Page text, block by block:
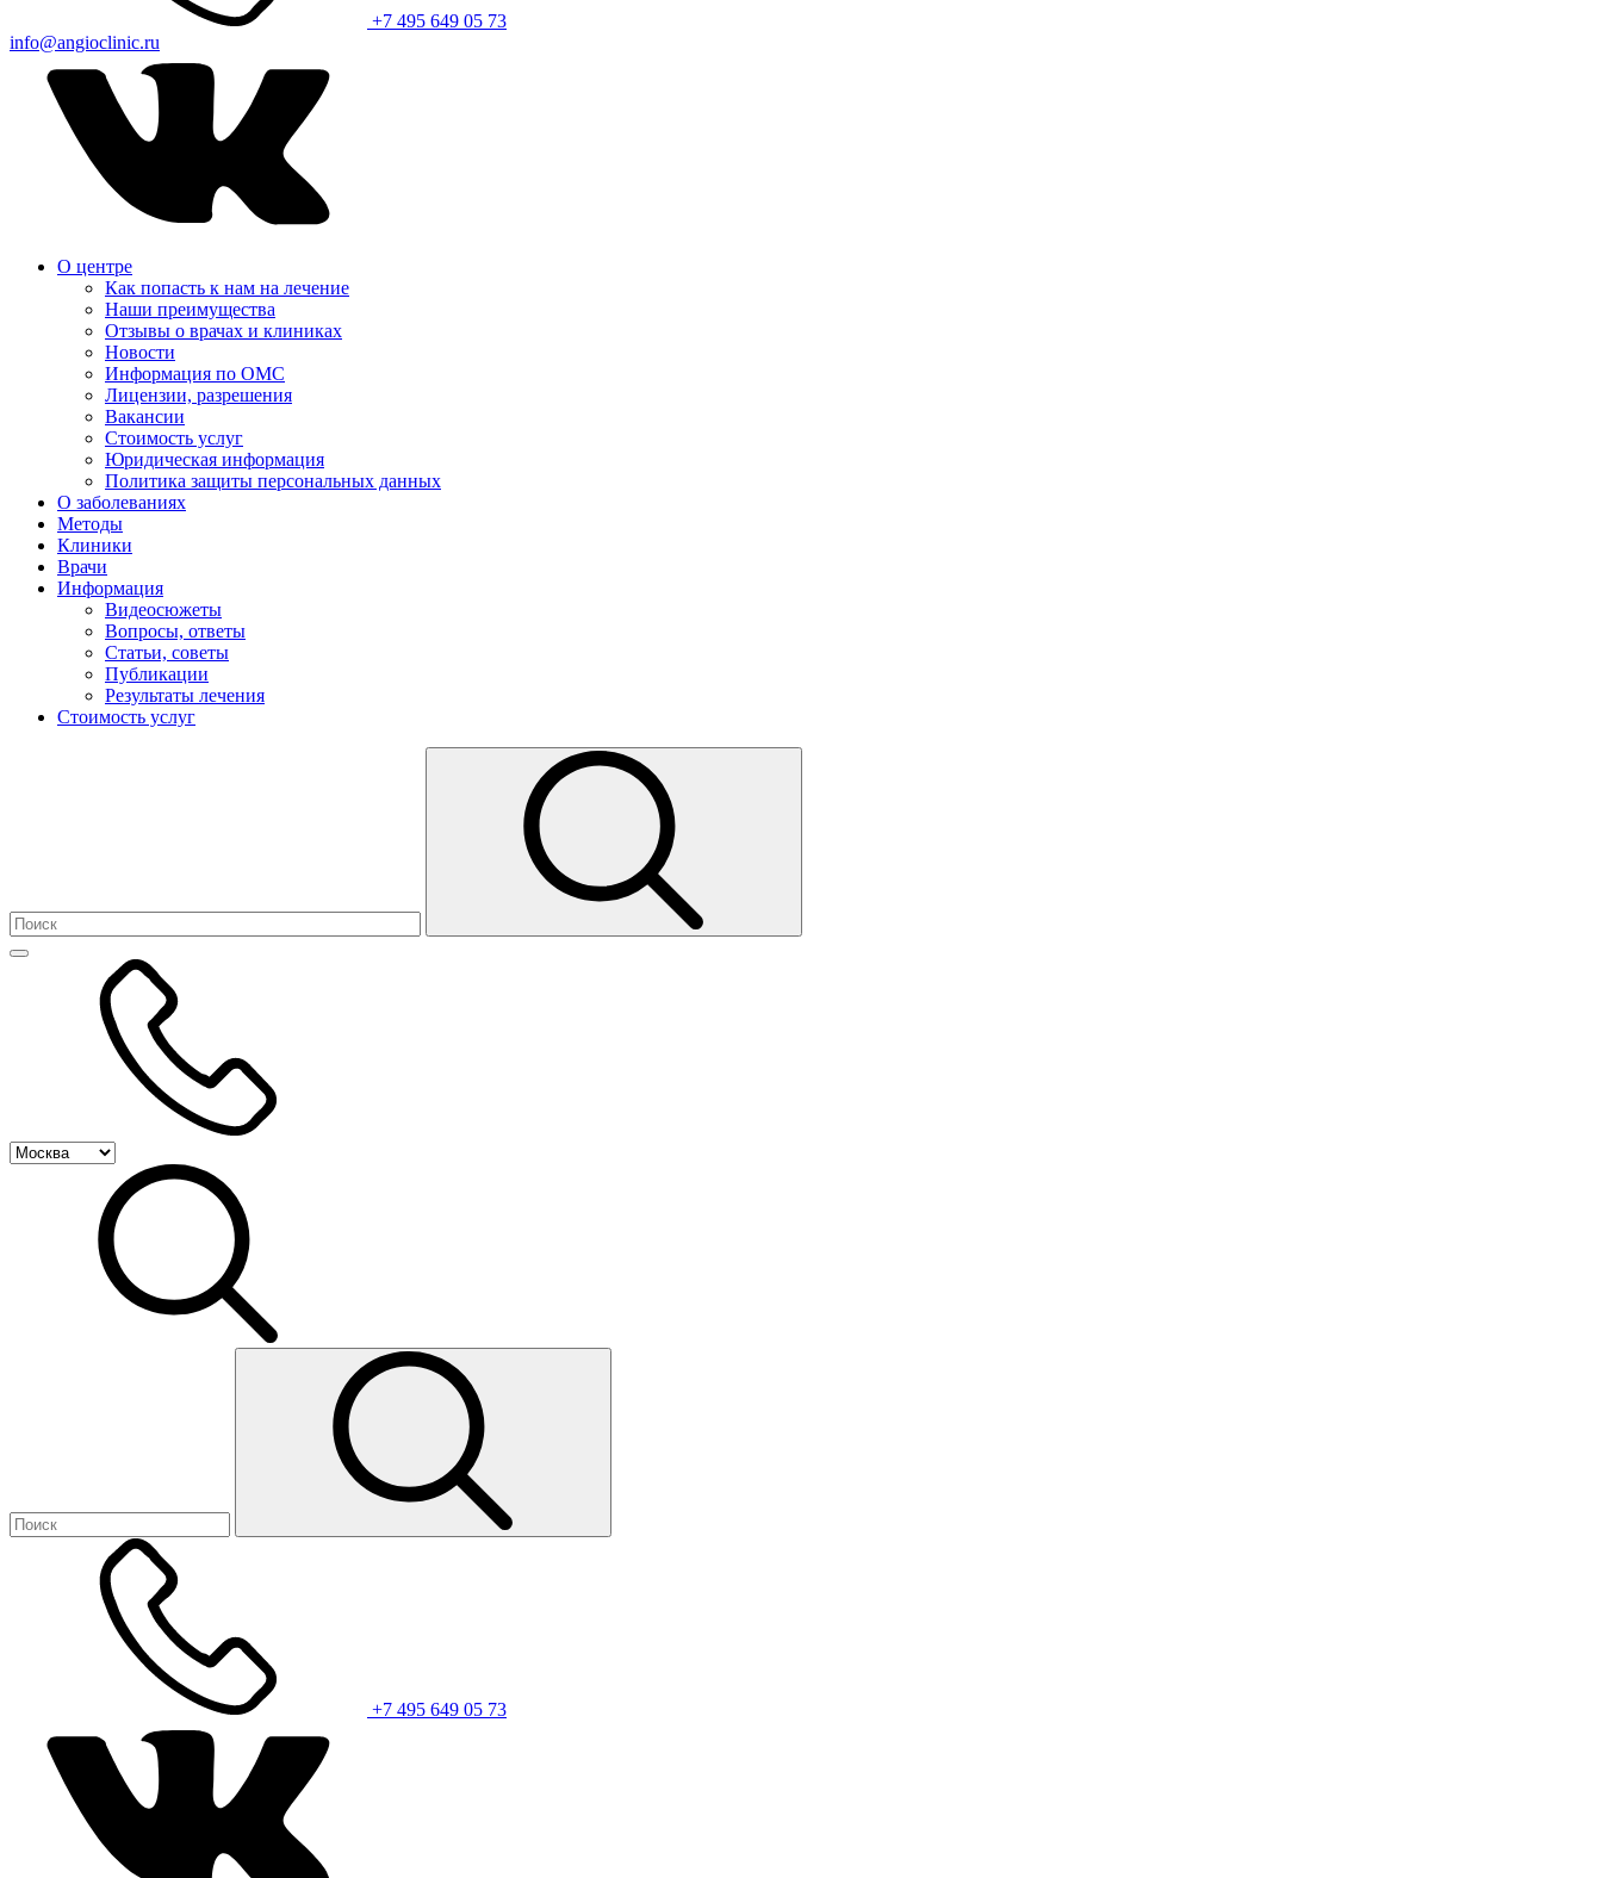
+7 495 649 05 73
info@angioclinic.ru
О центре
Как попасть к нам на лечение
Наши преимущества
Отзывы о врачах и клиниках
Новости
Информация по ОМС
Лицензии, разрешения
Вакансии
Стоимость услуг
Юридическая информация
Политика защиты персональных данных
О заболеваниях
Методы
Клиники
Врачи
Информация
Видеосюжеты
Вопросы, ответы
Статьи, советы
Публикации
Результаты лечения
Стоимость услуг
+7 495 649 05 73